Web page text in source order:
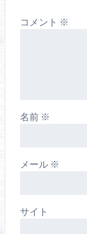
コメント ※
名前 ※
メール ※
サイト